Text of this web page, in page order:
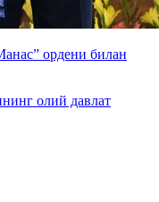
ордени билан
олий давлат